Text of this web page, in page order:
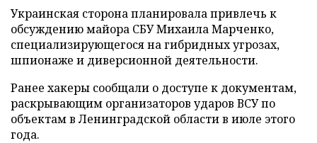
Украинская сторона планировала привлечь к
обсуждению майора СБУ Михаила Марченко,
специализирующегося на гибридных угрозах,
шпионаже и диверсионной деятельности.
Ранее хакеры сообщали о доступе к документам,
раскрывающим организаторов ударов ВСУ по
объектам в Ленинградской области в июле этого
года.